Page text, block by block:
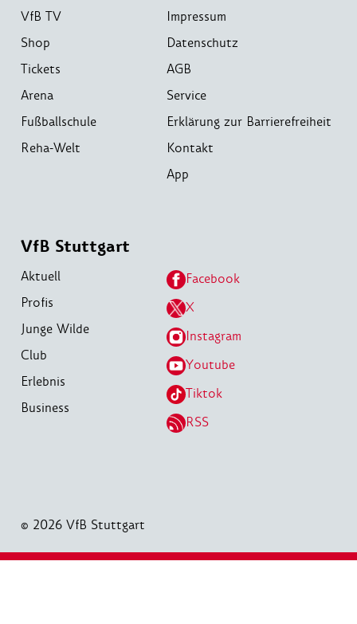
VfB TV
Shop
Tickets
Arena
Fußballschule
Reha-Welt
Impressum
Datenschutz
AGB
Service
Erklärung zur Barrierefreiheit
Kontakt
App
VfB Stuttgart
Aktuell
Profis
Junge Wilde
Club
Erlebnis
Business
Facebook
X
Instagram
Youtube
Tiktok
RSS
© 2026 VfB Stuttgart